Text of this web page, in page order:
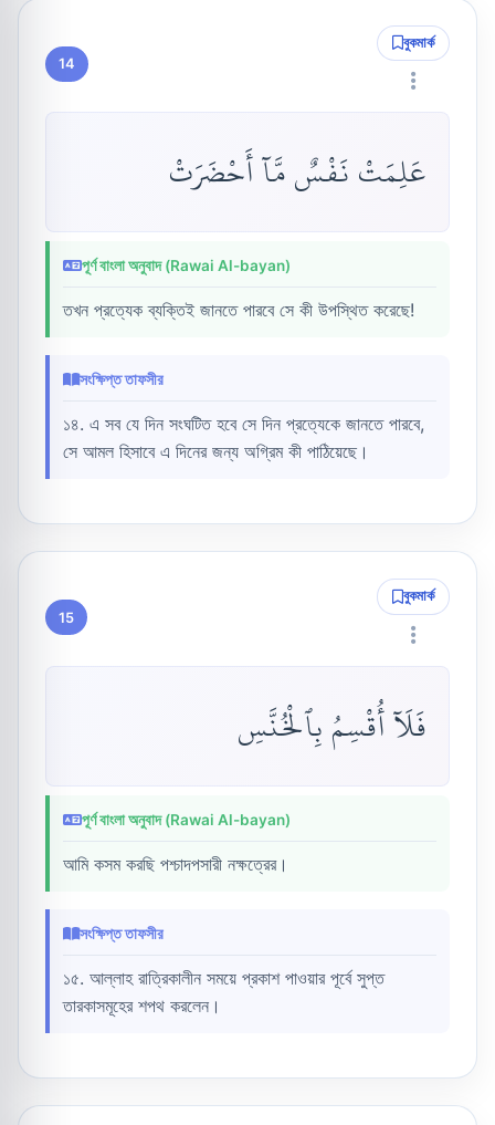
14
বুকমার্ক
عَلِمَتْ نَفْسٌ مَّآ أَحْضَرَتْ
পূর্ণ বাংলা অনুবাদ (Rawai Al-bayan)
তখন প্রত্যেক ব্যক্তিই জানতে পারবে সে কী উপস্থিত করেছে!
সংক্ষিপ্ত তাফসীর
১৪. এ সব যে দিন সংঘটিত হবে সে দিন প্রত্যেকে জানতে পারবে,
সে আমল হিসাবে এ দিনের জন্য অগ্রিম কী পাঠিয়েছে।
15
বুকমার্ক
فَلَآ أُقْسِمُ بِٱلْخُنَّسِ
পূর্ণ বাংলা অনুবাদ (Rawai Al-bayan)
আমি কসম করছি পশ্চাদপসারী নক্ষত্রের।
সংক্ষিপ্ত তাফসীর
১৫. আল্লাহ রাত্রিকালীন সময়ে প্রকাশ পাওয়ার পূর্বে সুপ্ত
তারকাসমূহের শপথ করলেন।